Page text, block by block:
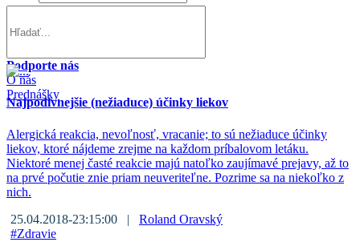
Podporte nás
O nás
Prednášky
Najpodivnejšie (nežiaduce) účinky liekov
Alergická reakcia, nevoľnosť, vracanie; to sú nežiaduce účinky
liekov, ktoré nájdeme zrejme na každom príbalovom letáku.
Niektoré menej časté reakcie majú natoľko zaujímavé prejavy, až to
na prvé počutie znie priam neuveriteľne. Pozrime sa na niekoľko z
nich.
25.04.2018-23:15:00 | Roland Oravský
#Zdravie